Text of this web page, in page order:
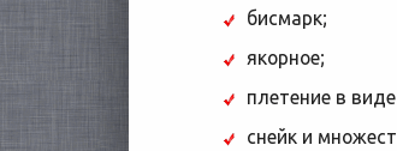
бисмарк;
якорное;
плетение в
снейк и